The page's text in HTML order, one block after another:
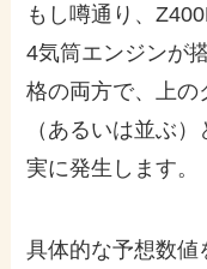
もし噂通り、
4気筒エンジンが
格の両方で、上の
（あるいは並ぶ
実に発生します。
具体的な予想数値